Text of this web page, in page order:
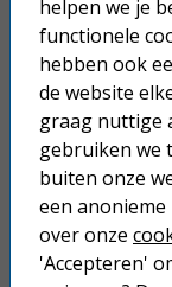
Op werkdagen
Superscherpe
Niet goed geld
Gratis
Betaal binnen
helpen we je
functionele
hebben ook
de website
graag nuttige
gebruiken we
buiten onze
een anonieme
over onze
'Accepteren'